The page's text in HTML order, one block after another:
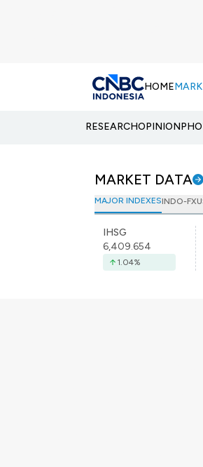
HOME
RESEARCHOPINION
MARKET DATA
MAJOR INDEXESINDO-FX
IHSG
6,409.654
1.04%